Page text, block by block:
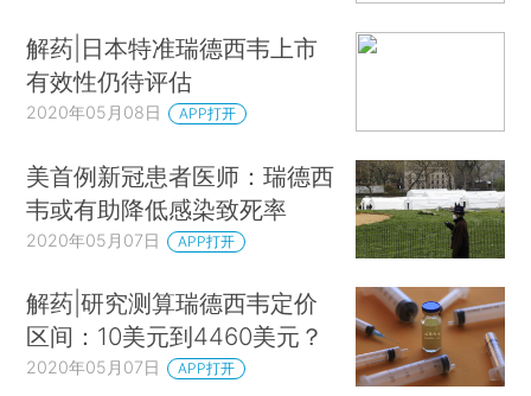
解药|日本特准瑞德西韦上市
有效性仍待评估
2020年05月08日 APP打开
美首例新冠患者医师：瑞德西
韦或有助降低感染致死率
2020年05月07日 APP打开
解药|研究测算瑞德西韦定价
区间：10美元到4460美元？
2020年05月07日 APP打开